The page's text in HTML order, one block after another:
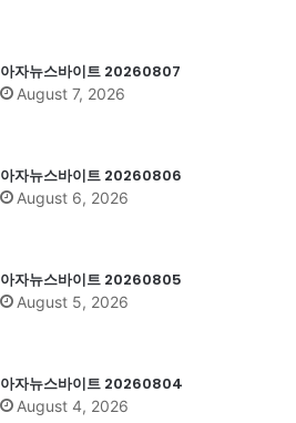
아자뉴스바이트 20260807
August 7, 2026
아자뉴스바이트 20260806
August 6, 2026
아자뉴스바이트 20260805
August 5, 2026
아자뉴스바이트 20260804
August 4, 2026